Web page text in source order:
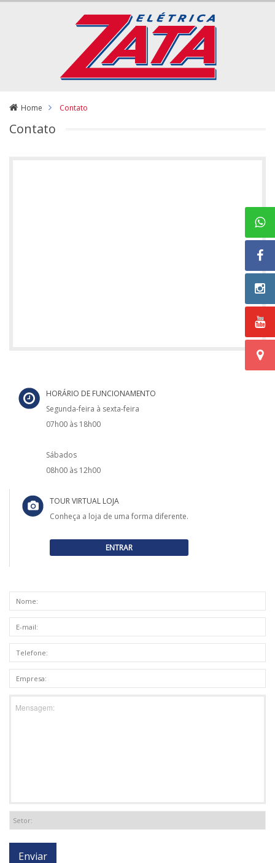
Home Contato
Contato
HORÁRIO DE FUNCIONAMENTO
Segunda-feira à sexta-feira
07h00 às 18h00
Sábados
08h00 às 12h00
TOUR VIRTUAL LOJA
Conheça a loja de uma forma diferente.
ENTRAR
Mensagem: